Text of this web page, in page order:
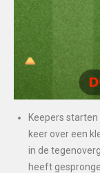
Keepers
keer over een
in de
heeft